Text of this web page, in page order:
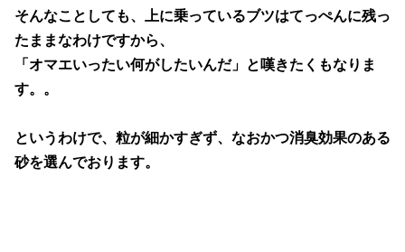
そんなことしても、上に乗っているブツはてっぺんに残っ
たままなわけですから、
「オマエいったい何がしたいんだ」と嘆きたくもなりま
す。。
というわけで、粒が細かすぎず、なおかつ消臭効果のある
砂を選んでおります。